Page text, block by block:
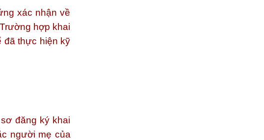
xác nhận về
hợp khai
đã thực hiện kỹ
đăng ký khai
người mẹ của